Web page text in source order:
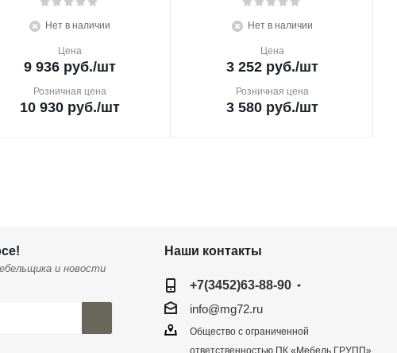
Нет в наличии
Цена
9 936руб./шт
Розничная цена
10 930руб./шт
Нет в наличии
Цена
3 252руб./шт
Розничная цена
3 580руб./шт
и новости
Наши контакты
+7(3452)63-88-90
info@mg72.ru
Общество с ограниченной
ответственностью ПК «Мебель ГРУПП»